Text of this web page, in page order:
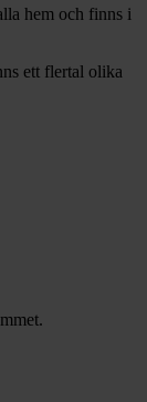
hem och finns i
ett flertal olika